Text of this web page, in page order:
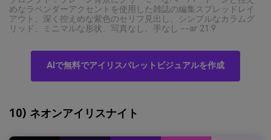
めなラベンダーアクセントを使用した雑誌の編集スプレッドレイ
アウト、深く控えめな紫色のセリフ見出し、シンプルなカラムグ
リッド、ミニマルな形状、写真なし、手なし --ar 21:9
AIで無料でアイリスパレットビジュアルを作成
10) ネオンアイリスナイト